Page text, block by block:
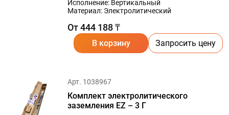
Исполнение: Вертикальный
Материал: Электролитический
От 444 188 ₸
В корзину Запросить цену
Арт. 1038967
Комплект электролитического
заземления EZ – 3 Г